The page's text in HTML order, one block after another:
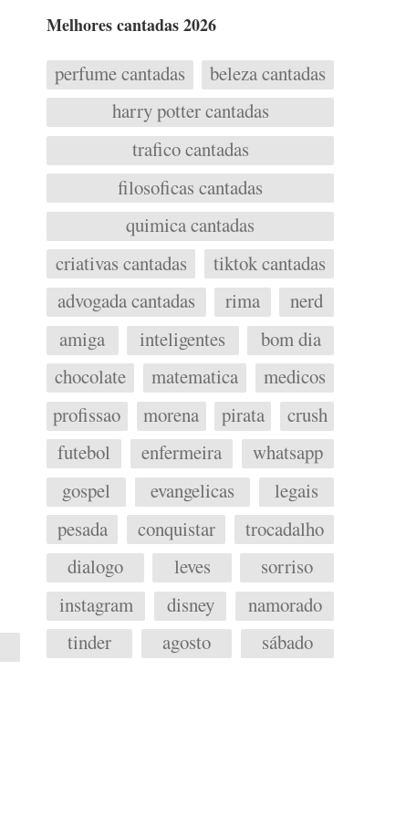
Melhores cantadas 2026
perfume cantadas
beleza cantadas
harry potter cantadas
trafico cantadas
filosoficas cantadas
quimica cantadas
criativas cantadas
tiktok cantadas
advogada cantadas
rima
nerd
amiga
inteligentes
bom dia
chocolate
matematica
medicos
profissao
morena pirata
crush
futebol
enfermeira
whatsapp
gospel
evangelicas
legais
pesada
conquistar
trocadalho
dialogo
leves
sorriso
instagram
disney
namorado
tinder
agosto sábado